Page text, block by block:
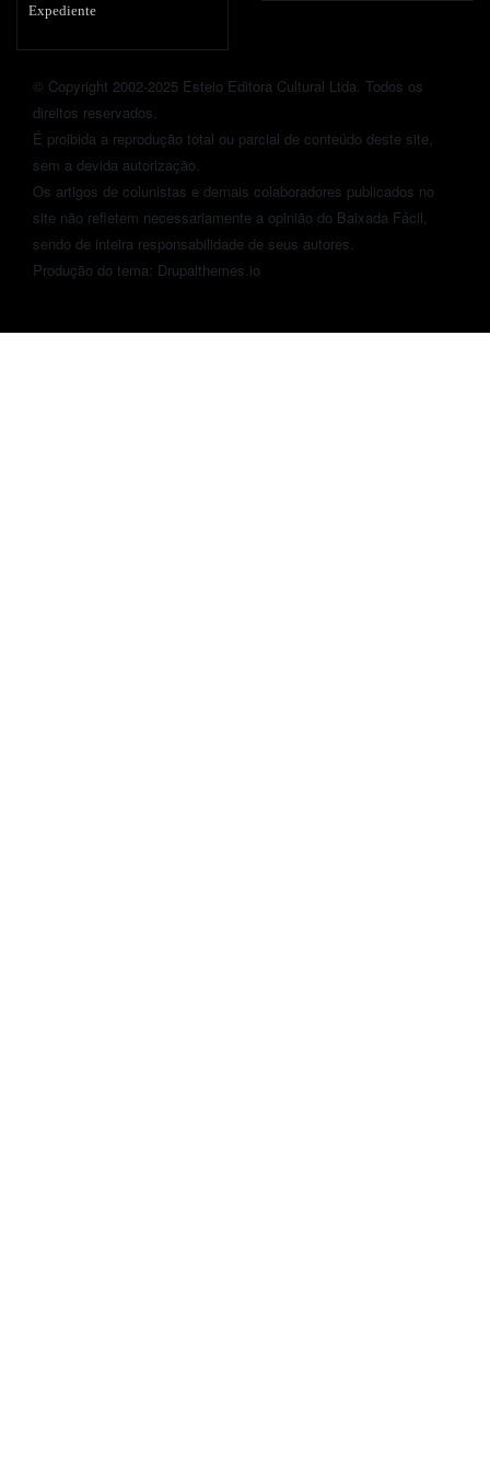
Expediente
© Copyright 2002-2025 Esteio Editora Cultural Ltda. Todos os
direitos reservados.
É proibida a reprodução total ou parcial de conteúdo deste site,
sem a devida autorização.
Os artigos de colunistas e demais colaboradores publicados no
site não refletem necessariamente a opinião do Baixada Fácil,
sendo de inteira responsabilidade de seus autores.
Produção do tema: Drupalthemes.io